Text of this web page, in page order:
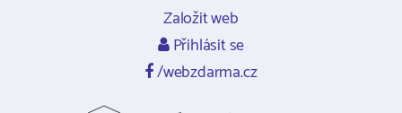
Založit web
Přihlásit se
/webzdarma.cz